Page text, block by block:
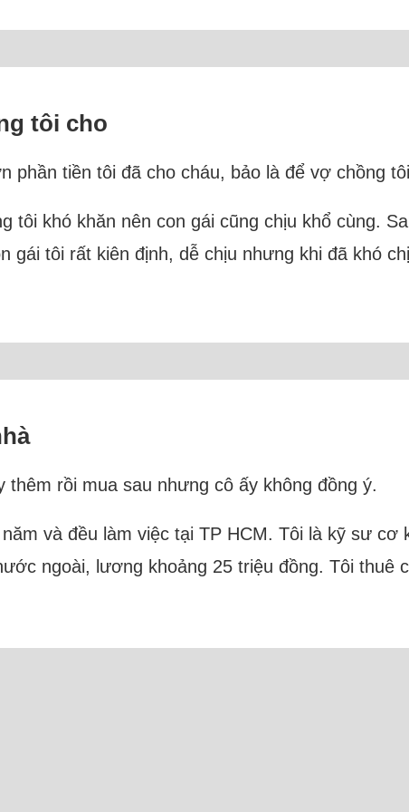
tôi cho
phần tiền tôi đã cho cháu, bảo là để vợ chồng
tôi khó khăn nên con gái cũng chịu khổ cùng.
tôi rất kiên định, dễ chịu nhưng khi đã khó
rồi mua sau nhưng cô ấy không đồng ý.
và đều làm việc tại TP HCM. Tôi là kỹ sư cơ
ngoài, lương khoảng 25 triệu đồng. Tôi thuê